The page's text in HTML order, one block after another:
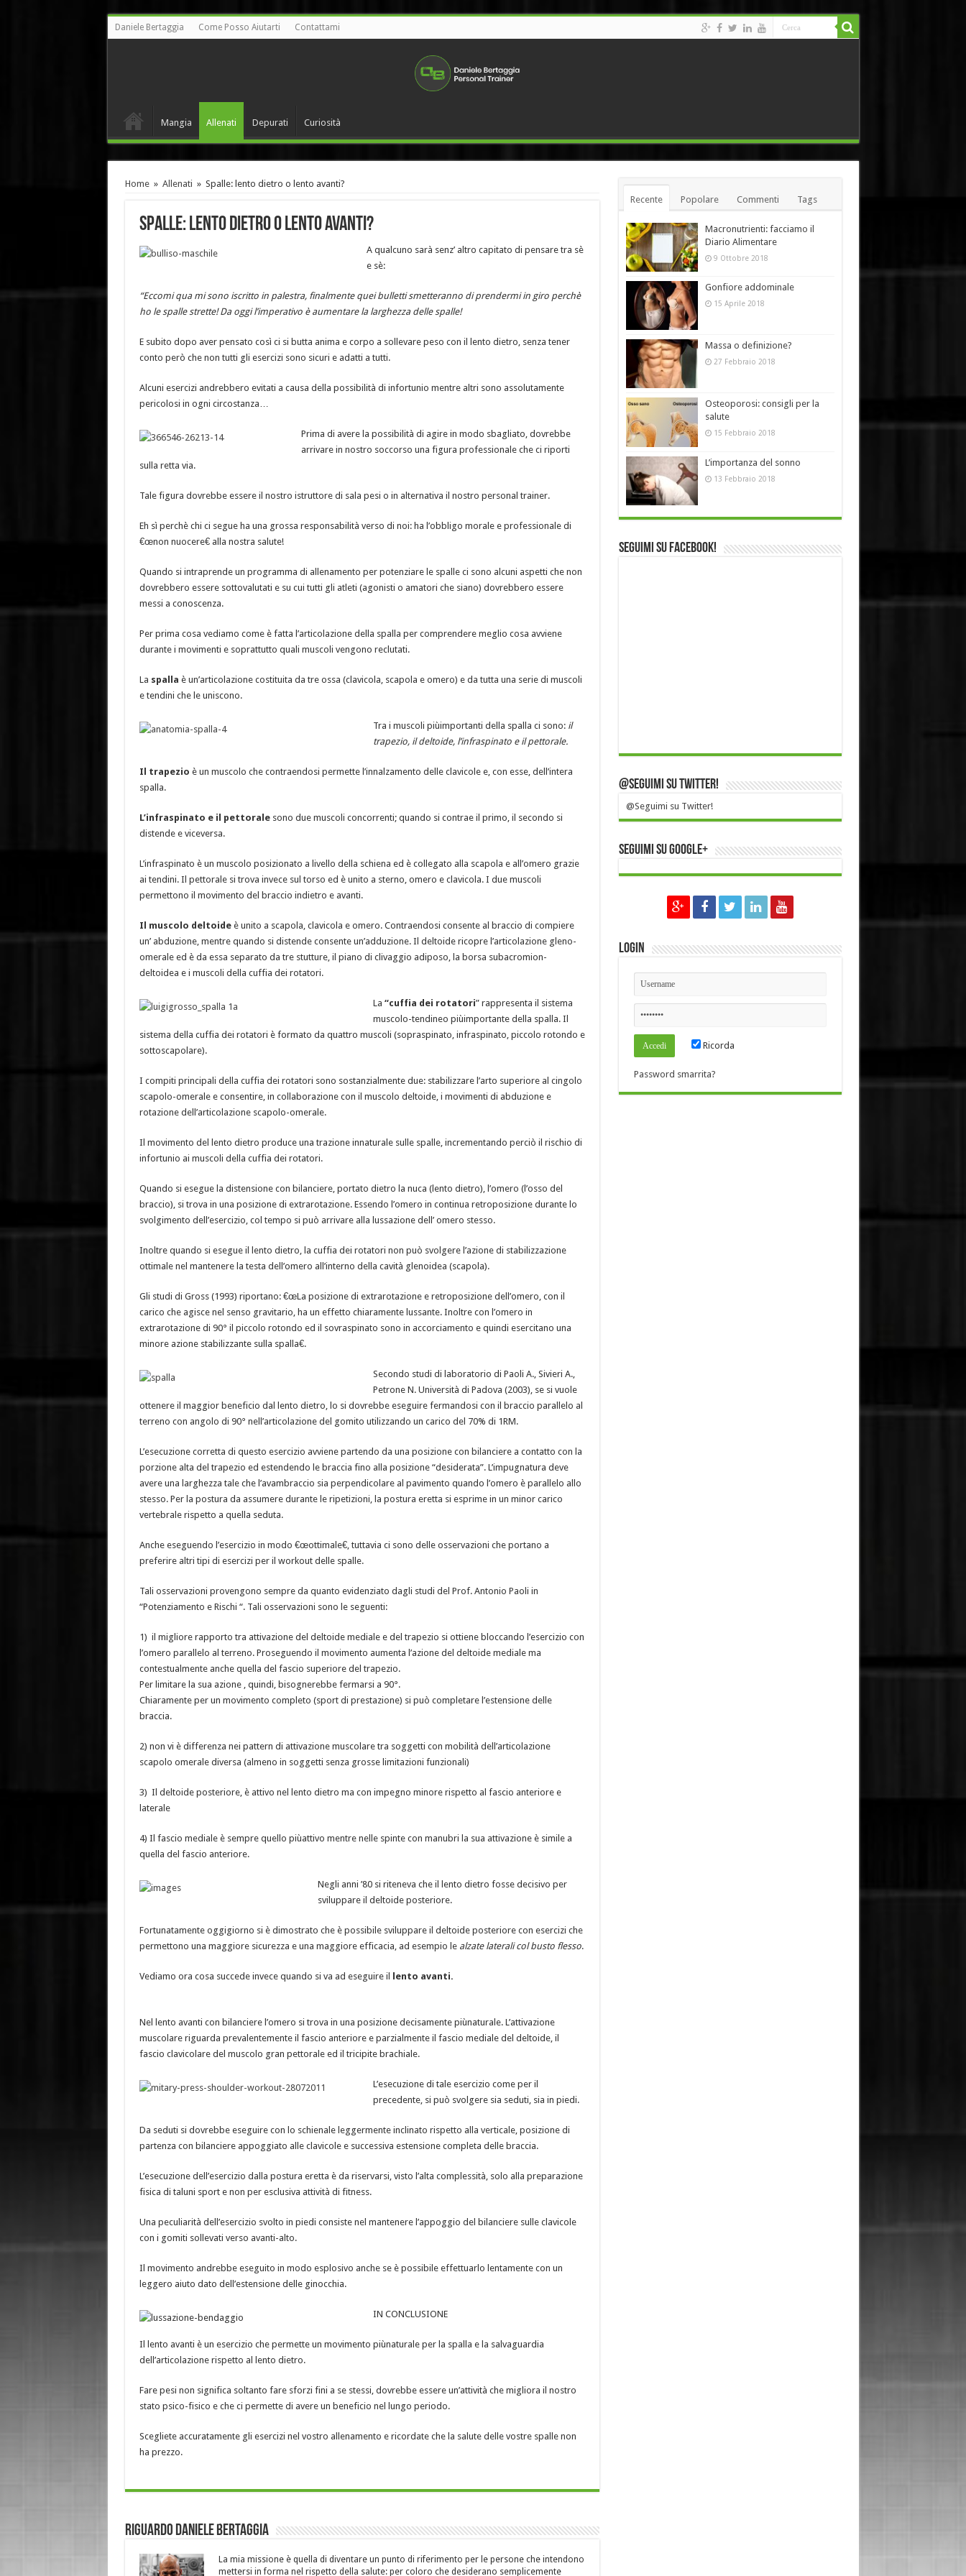
Daniele Bertaggia Come Posso Aiutarti Contattami
Mangia Allenati Depurati Curiosità
Home » Allenati » Spalle: lento dietro o lento avanti?
Spalle: lento dietro o lento avanti?
A qualcuno sarà senz’ altro capitato di pensare tra sè
e sè:
“Eccomi qua mi sono iscritto in palestra, finalmente quei bulletti smetteranno di prendermi in giro perchè
ho le spalle strette! Da oggi l’imperativo è aumentare la larghezza delle spalle!
E subito dopo aver pensato così ci si butta anima e corpo a sollevare peso con il lento dietro, senza tener
conto però che non tutti gli esercizi sono sicuri e adatti a tutti.
Alcuni esercizi andrebbero evitati a causa della possibilità di infortunio mentre altri sono assolutamente
pericolosi in ogni circostanza…
Prima di avere la possibilità di agire in modo sbagliato, dovrebbe
arrivare in nostro soccorso una figura professionale che ci riporti
sulla retta via.
Tale figura dovrebbe essere il nostro istruttore di sala pesi o in alternativa il nostro personal trainer.
Eh sì perchè chi ci segue ha una grossa responsabilità verso di noi: ha l’obbligo morale e professionale di
€œnon nuocere€ alla nostra salute!
Quando si intraprende un programma di allenamento per potenziare le spalle ci sono alcuni aspetti che non
dovrebbero essere sottovalutati e su cui tutti gli atleti (agonisti o amatori che siano) dovrebbero essere
messi a conoscenza.
Per prima cosa vediamo come è fatta l’articolazione della spalla per comprendere meglio cosa avviene
durante i movimenti e soprattutto quali muscoli vengono reclutati.
La spalla è un’articolazione costituita da tre ossa (clavicola, scapola e omero) e da tutta una serie di muscoli
e tendini che le uniscono.
Tra i muscoli piùimportanti della spalla ci sono: il
trapezio, il deltoide, l’infraspinato e il pettorale.
Il trapezio è un muscolo che contraendosi permette l’innalzamento delle clavicole e, con esse, dell’intera
spalla.
L’infraspinato e il pettoralesono due muscoli concorrenti; quando si contrae il primo, il secondo si
distende e viceversa.
L’infraspinato è un muscolo posizionato a livello della schiena ed è collegato alla scapola e all’omero grazie
ai tendini. Il pettorale si trova invece sul torso ed è unito a sterno, omero e clavicola. I due muscoli
permettono il movimento del braccio indietro e avanti.
Il muscolo deltoideè unito a scapola, clavicola e omero. Contraendosi consente al braccio di compiere
un’ abduzione, mentre quando si distende consente un’adduzione. Il deltoide ricopre l’articolazione gleno-
omerale ed è da essa separato da tre stutture, il piano di clivaggio adiposo, la borsa subacromion-
deltoidea e i muscoli della cuffia dei rotatori.
La “cuffia dei rotatori” rappresenta il sistema
muscolo-tendineo piùimportante della spalla. Il
sistema della cuffia dei rotatori è formato da quattro muscoli (sopraspinato, infraspinato, piccolo rotondo e
sottoscapolare).
I compiti principali della cuffia dei rotatori sono sostanzialmente due: stabilizzare l’arto superiore al cingolo
scapolo-omerale e consentire, in collaborazione con il muscolo deltoide, i movimenti di abduzione e
rotazione dell’articolazione scapolo-omerale.
Il movimento del lento dietro produce una trazione innaturale sulle spalle, incrementando perciò il rischio di
infortunio ai muscoli della cuffia dei rotatori.
Quando si esegue la distensione con bilanciere, portato dietro la nuca (lento dietro), l’omero (l’osso del
braccio), si trova in una posizione di extrarotazione. Essendo l’omero in continua retroposizione durante lo
svolgimento dell’esercizio, col tempo si può arrivare alla lussazione dell’ omero stesso.
Inoltre quando si esegue il lento dietro, la cuffia dei rotatori non può svolgere l’azione di stabilizzazione
ottimale nel mantenere la testa dell’omero all’interno della cavità glenoidea (scapola).
Gli studi di Gross (1993) riportano: €œLa posizione di extrarotazione e retroposizione dell’omero, con il
carico che agisce nel senso gravitario, ha un effetto chiaramente lussante. Inoltre con l’omero in
extrarotazione di 90° il piccolo rotondo ed il sovraspinato sono in accorciamento e quindi esercitano una
minore azione stabilizzante sulla spalla€.
Secondo studi di laboratorio di Paoli A., Sivieri A.,
Petrone N. Università di Padova (2003), se si vuole
ottenere il maggior beneficio dal lento dietro, lo si dovrebbe eseguire fermandosi con il braccio parallelo al
terreno con angolo di 90° nell’articolazione del gomito utilizzando un carico del 70% di 1RM.
L’esecuzione corretta di questo esercizio avviene partendo da una posizione con bilanciere a contatto con la
porzione alta del trapezio ed estendendo le braccia fino alla posizione “desiderata”. L’impugnatura deve
avere una larghezza tale che l’avambraccio sia perpendicolare al pavimento quando l’omero è parallelo allo
stesso. Per la postura da assumere durante le ripetizioni, la postura eretta si esprime in un minor carico
vertebrale rispetto a quella seduta.
Anche eseguendo l’esercizio in modo €œottimale€, tuttavia ci sono delle osservazioni che portano a
preferire altri tipi di esercizi per il workout delle spalle.
Tali osservazioni provengono sempre da quanto evidenziato dagli studi del Prof. Antonio Paoli in
“Potenziamento e Rischi “. Tali osservazioni sono le seguenti:
1) il migliore rapporto tra attivazione del deltoide mediale e del trapezio si ottiene bloccando l’esercizio con
l’omero parallelo al terreno. Proseguendo il movimento aumenta l’azione del deltoide mediale ma
contestualmente anche quella del fascio superiore del trapezio.
Per limitare la sua azione , quindi, bisognerebbe fermarsi a 90°.
Chiaramente per un movimento completo (sport di prestazione) si può completare l’estensione delle
braccia.
2) non vi è differenza nei pattern di attivazione muscolare tra soggetti con mobilità dell’articolazione
scapolo omerale diversa (almeno in soggetti senza grosse limitazioni funzionali)
3) Il deltoide posteriore, è attivo nel lento dietro ma con impegno minore rispetto al fascio anteriore e
laterale
4) Il fascio mediale è sempre quello piùattivo mentre nelle spinte con manubri la sua attivazione è simile a
quella del fascio anteriore.
Negli anni ’80 si riteneva che il lento dietro fosse decisivo per
sviluppare il deltoide posteriore.
Fortunatamente oggigiorno si è dimostrato che è possibile sviluppare il deltoide posteriore con esercizi che
permettono una maggiore sicurezza e una maggiore efficacia, ad esempio le alzate laterali col busto flesso.
Vediamo ora cosa succede invece quando si va ad eseguire il lento avanti.
Nel lento avanti con bilanciere l’omero si trova in una posizione decisamente piùnaturale. L’attivazione
muscolare riguarda prevalentemente il fascio anteriore e parzialmente il fascio mediale del deltoide, il
fascio clavicolare del muscolo gran pettorale ed il tricipite brachiale.
L’esecuzione di tale esercizio come per il
precedente, si può svolgere sia seduti, sia in piedi.
Da seduti si dovrebbe eseguire con lo schienale leggermente inclinato rispetto alla verticale, posizione di
partenza con bilanciere appoggiato alle clavicole e successiva estensione completa delle braccia.
L’esecuzione dell’esercizio dalla postura eretta è da riservarsi, visto l’alta complessità, solo alla preparazione
fisica di taluni sport e non per esclusiva attività di fitness.
Una peculiarità dell’esercizio svolto in piedi consiste nel mantenere l’appoggio del bilanciere sulle clavicole
con i gomiti sollevati verso avanti-alto.
Il movimento andrebbe eseguito in modo esplosivo anche se è possibile effettuarlo lentamente con un
leggero aiuto dato dell’estensione delle ginocchia.
IN CONCLUSIONE
Il lento avanti è un esercizio che permette un movimento piùnaturale per la spalla e la salvaguardia
dell’articolazione rispetto al lento dietro.
Fare pesi non significa soltanto fare sforzi fini a se stessi, dovrebbe essere un’attività che migliora il nostro
stato psico-fisico e che ci permette di avere un beneficio nel lungo periodo.
Scegliete accuratamente gli esercizi nel vostro allenamento e ricordate che la salute delle vostre spalle non
ha prezzo.
Riguardo Daniele Bertaggia
La mia missione è quella di diventare un punto di riferimento per le persone che intendono
mettersi in forma nel rispetto della salute: per coloro che desiderano semplicemente
Recente Popolare Commenti Tags
Macronutrienti: facciamo il
Diario Alimentare
9 Ottobre 2018
Gonfiore addominale
15 Aprile 2018
Massa o definizione?
27 Febbraio 2018
Osteoporosi: consigli per la
salute
15 Febbraio 2018
L’importanza del sonno
13 Febbraio 2018
Seguimi su Facebook!
@Seguimi su Twitter!
@Seguimi su Twitter!
Seguimi su Google+
Login
Ricorda
Password smarrita?